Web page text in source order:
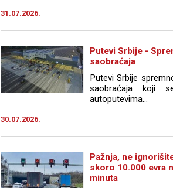
31.07.2026.
Putevi Srbije -
saobraćaja
Putevi Srbije
saobraćaja koji
autoputevima...
30.07.2026.
Pažnja, ne
skoro 10.000 evra
minuta